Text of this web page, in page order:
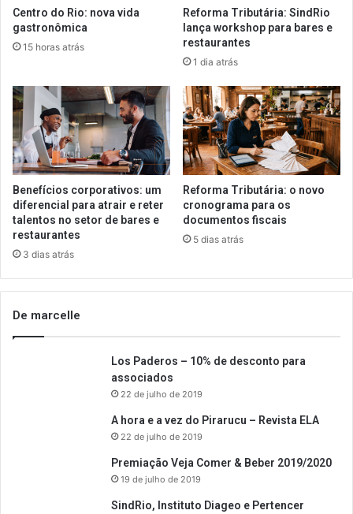
Centro do Rio: nova vida
gastronômica
15 horas atrás
Reforma Tributária: SindRio
lança workshop para bares e
restaurantes
1 dia atrás
Benefícios corporativos: um
diferencial para atrair e reter
talentos no setor de bares e
restaurantes
3 dias atrás
Reforma Tributária: o novo
cronograma para os
documentos fiscais
5 dias atrás
De marcelle
Los Paderos – 10% de desconto para
associados
22 de julho de 2019
A hora e a vez do Pirarucu – Revista ELA
22 de julho de 2019
Premiação Veja Comer & Beber 2019/2020
19 de julho de 2019
SindRio, Instituto Diageo e Pertencer